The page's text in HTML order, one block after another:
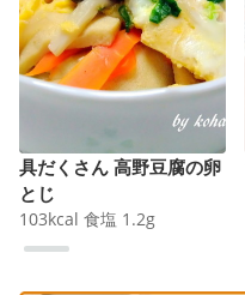
具だくさん 高野豆腐の卵
とじ
103kcal 食塩 1.2g